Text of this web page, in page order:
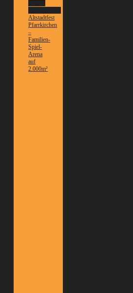
Altstadtfest
Pfarrkirchen
–
Familien-
Spiel-
Arena
auf
2.000m²